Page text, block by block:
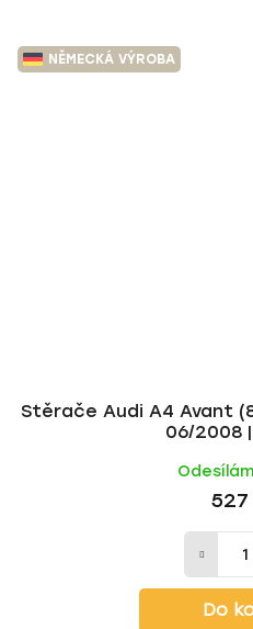
NĚMECKÁ VÝROBA
Stěrače Audi A4 Avant
06/2008 |
527
Do